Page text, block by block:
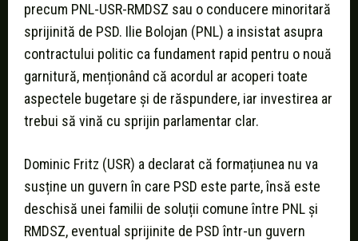
precum PNL-USR-RMDSZ sau o conducere minoritară
sprijinită de PSD. Ilie Bolojan (PNL) a insistat asupra
contractului politic ca fundament rapid pentru o nouă
garnitură, menționând că acordul ar acoperi toate
aspectele bugetare și de răspundere, iar investirea ar
trebui să vină cu sprijin parlamentar clar.
Dominic Fritz (USR) a declarat că formațiunea nu va
susține un guvern în care PSD este parte, însă este
deschisă unei familii de soluții comune între PNL și
RMDSZ, eventual sprijinite de PSD într-un guvern